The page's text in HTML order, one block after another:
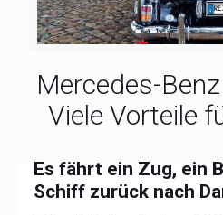
Mercedes-
Viele Vorteile
Es fährt ein Zug, ein
Schiff zurück nach